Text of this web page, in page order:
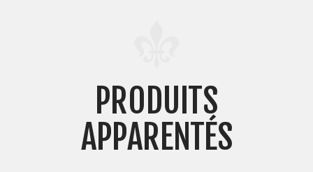
PRODUITS
APPARENTÉS